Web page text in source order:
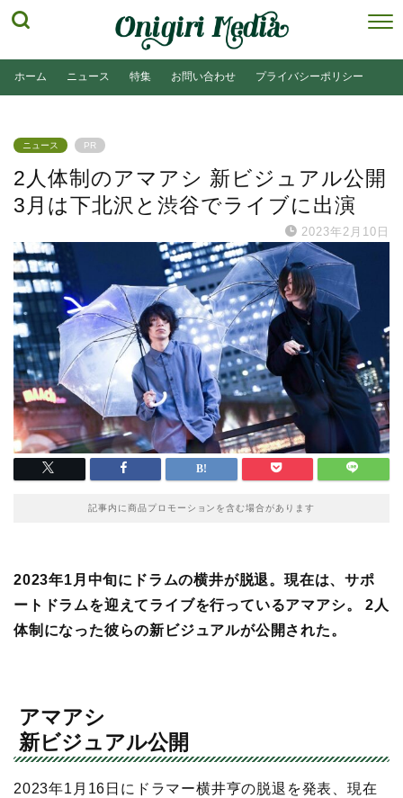
ホーム ニュース 特集 お問い合わせ プライバシーポリシー
ニュース PR
2人体制のアマアシ 新ビジュアル公開
3月は下北沢と渋谷でライブに出演
2023年2月10日
記事内に商品プロモーションを含む場合があります
2023年1月中旬にドラムの横井が脱退。現在は、サポ
ートドラムを迎えてライブを行っているアマアシ。 2人
体制になった彼らの新ビジュアルが公開された。
アマアシ
新ビジュアル公開
2023年1月16日にドラマー横井亨の脱退を発表、現在